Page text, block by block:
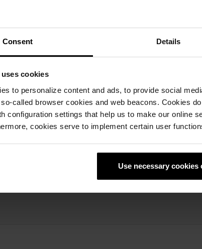
Consent Details
cookies
to personalize content and ads, to provide social
called browser cookies and web beacons. Cookies
configuration settings that help us to make our online
cookies serve to implement certain user
Use necessary cookies
EN 539-2:2013
2:2011+A1:2015
4